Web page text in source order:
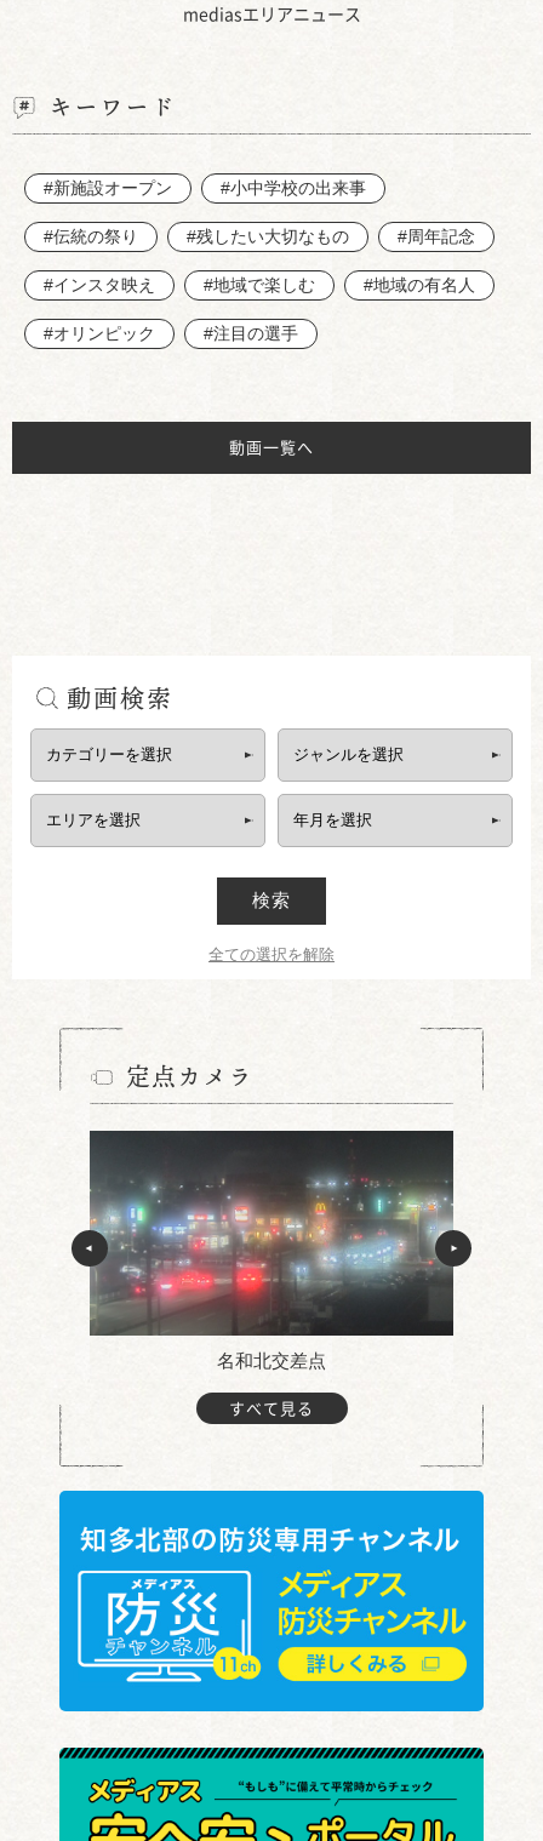
mediasエリアニュース
キーワード
#新施設オープン #小中学校の出来事
#伝統の祭り #残したい大切なもの #周年記念
#インスタ映え #地域で楽しむ #地域の有名人
#オリンピック #注目の選手
動画一覧へ
動画検索
検索
全ての選択を解除
定点カメラ
名和北交差点
すべて見る